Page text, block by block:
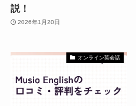
説！
2026年1月20日
オンライン英会話